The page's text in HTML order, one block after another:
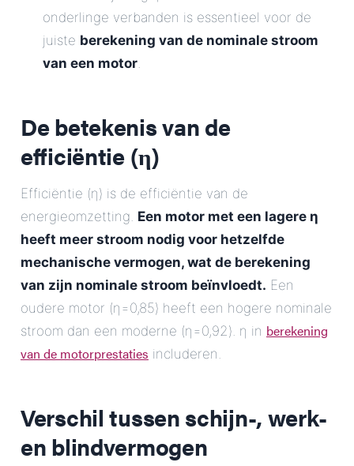
onderlinge verbanden is essentieel voor de
juiste berekening van de nominale stroom
van een motor.
De betekenis van de
efficiëntie (η)
Efficiëntie (η) is de efficiëntie van de
energieomzetting. Een motor met een lagere η
heeft meer stroom nodig voor hetzelfde
mechanische vermogen, wat de berekening
van zijn nominale stroom beïnvloedt. Een
oudere motor (η=0,85) heeft een hogere nominale
stroom dan een moderne (η=0,92). η in berekening
van de motorprestaties includeren.
Verschil tussen schijn-, werk-
en blindvermogen